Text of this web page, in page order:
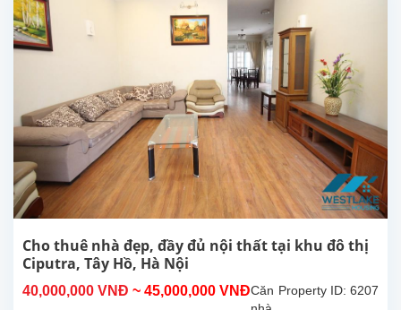
đang
cho
thuê
tại
khu
T,
Ciputra,
Tây
Hồ,
Hà
Nội.
Nhà
có
sân
sân
Cho thuê nhà đẹp, đầy đủ nội thất tại khu đô thị
Ciputra, Tây Hồ, Hà Nội
40,000,000 VNĐ ~ 45,000,000 VNĐ Property ID: 6207
Căn